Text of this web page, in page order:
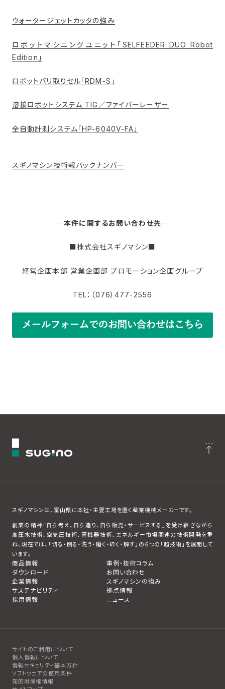
ウォータージェットカッタの強み
ロボットマシニングユニット「SELFEEDER DUO Robot
Edition」
ロボットバリ取りセル「RDM-S」
溶接ロボットシステム TIG／ファイバーレーザー
全自動計測システム「HP-6040V-FA」
スギノマシン技術報バックナンバー
―本件に関するお問い合わせ先―
■株式会社スギノマシン■
経営企画本部 営業企画部 プロモーション企画グループ
TEL：（076）477-2556
スギノマシンは、富山県に本社・主要工場を置く産業機械メーカーです。
創業の精神「自ら考え、自ら造り、自ら販売・サービスする」を受け継ぎながら
高圧水技術、空気圧技術、管機器技術、エネルギー市場関連の技術開発を重
ね、現在では、「切る・削る・洗う・磨く・砕く・解す」の６つの「超技術」を展開して
います。
商品情報
事例・技術コラム
ダウンロード
お問い合わせ
企業情報
スギノマシンの強み
サステナビリティ
拠点情報
採用情報
ニュース
サイトのご利用について
個人情報について
情報セキュリティ基本方針
ソフトウェアの使用条件
知的財産権情報